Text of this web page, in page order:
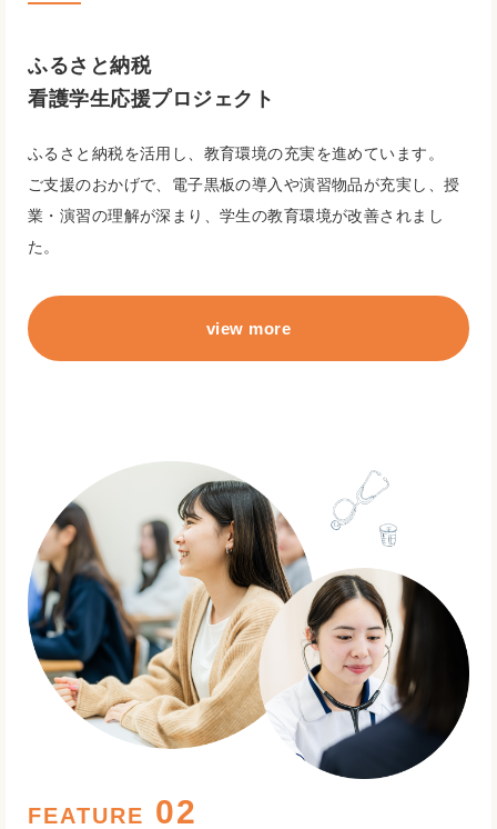
ふるさと納税
看護学生応援プロジェクト
ふるさと納税を活用し、教育環境の充実を進めています。
ご支援のおかげで、電子黒板の導入や演習物品が充実し、授
業・演習の理解が深まり、学生の教育環境が改善されまし
た。
view more
FEATURE